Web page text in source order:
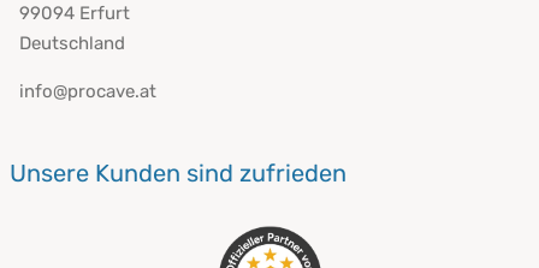
99094 Erfurt
Deutschland
info@procave.at
Unsere Kunden sind zufrieden